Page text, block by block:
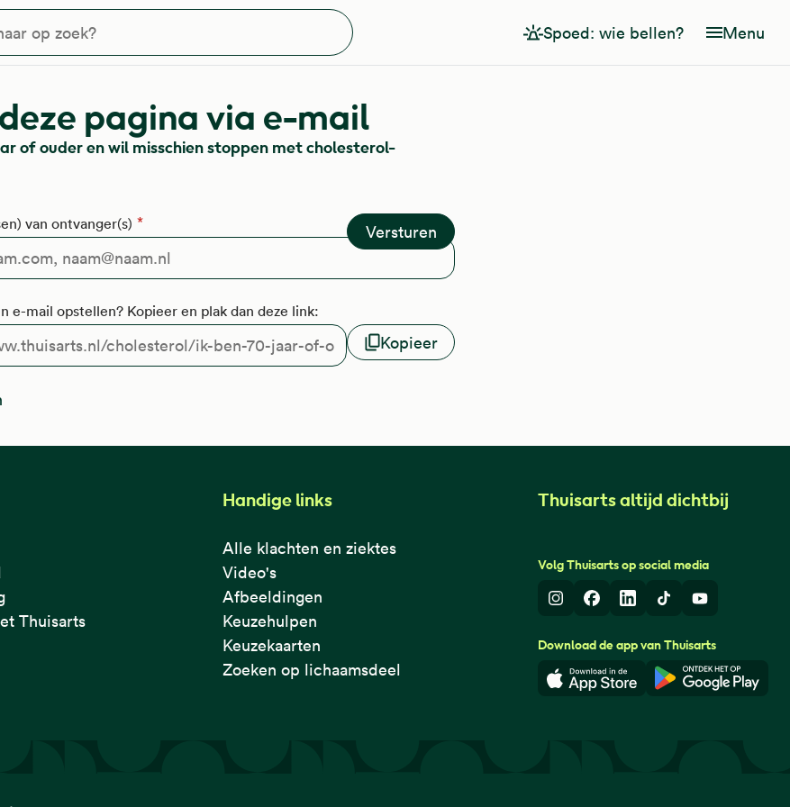
Spoed: wie bellen? Menu
pagina via e-mail
of ouder en wil misschien stoppen met cholesterol-
van ontvanger(s)
e-mail opstellen? Kopieer en plak dan deze link:
Kopieer
Thuisarts
Handige links
Alle klachten en ziektes
Video's
Afbeeldingen
Keuzehulpen
Keuzekaarten
Zoeken op lichaamsdeel
Thuisarts altijd dichtbij
Volg Thuisarts op social media
InstagramFacebook
LinkedInTikTokYoutube
Download de app van Thuisarts
Download in de App Store
Download